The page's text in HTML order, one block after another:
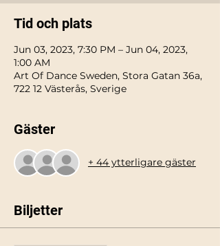
Tid och plats
Jun 03, 2023, 7:30 PM – Jun 04, 2023,
1:00 AM
Art Of Dance Sweden, Stora Gatan 36a,
722 12 Västerås, Sverige
Gäster
+ 44 ytterligare gäster
Biljetter